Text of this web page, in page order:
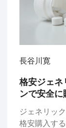
長谷川寛
格安ジェネ
ンで安全
ジェネリッ
格安購入す